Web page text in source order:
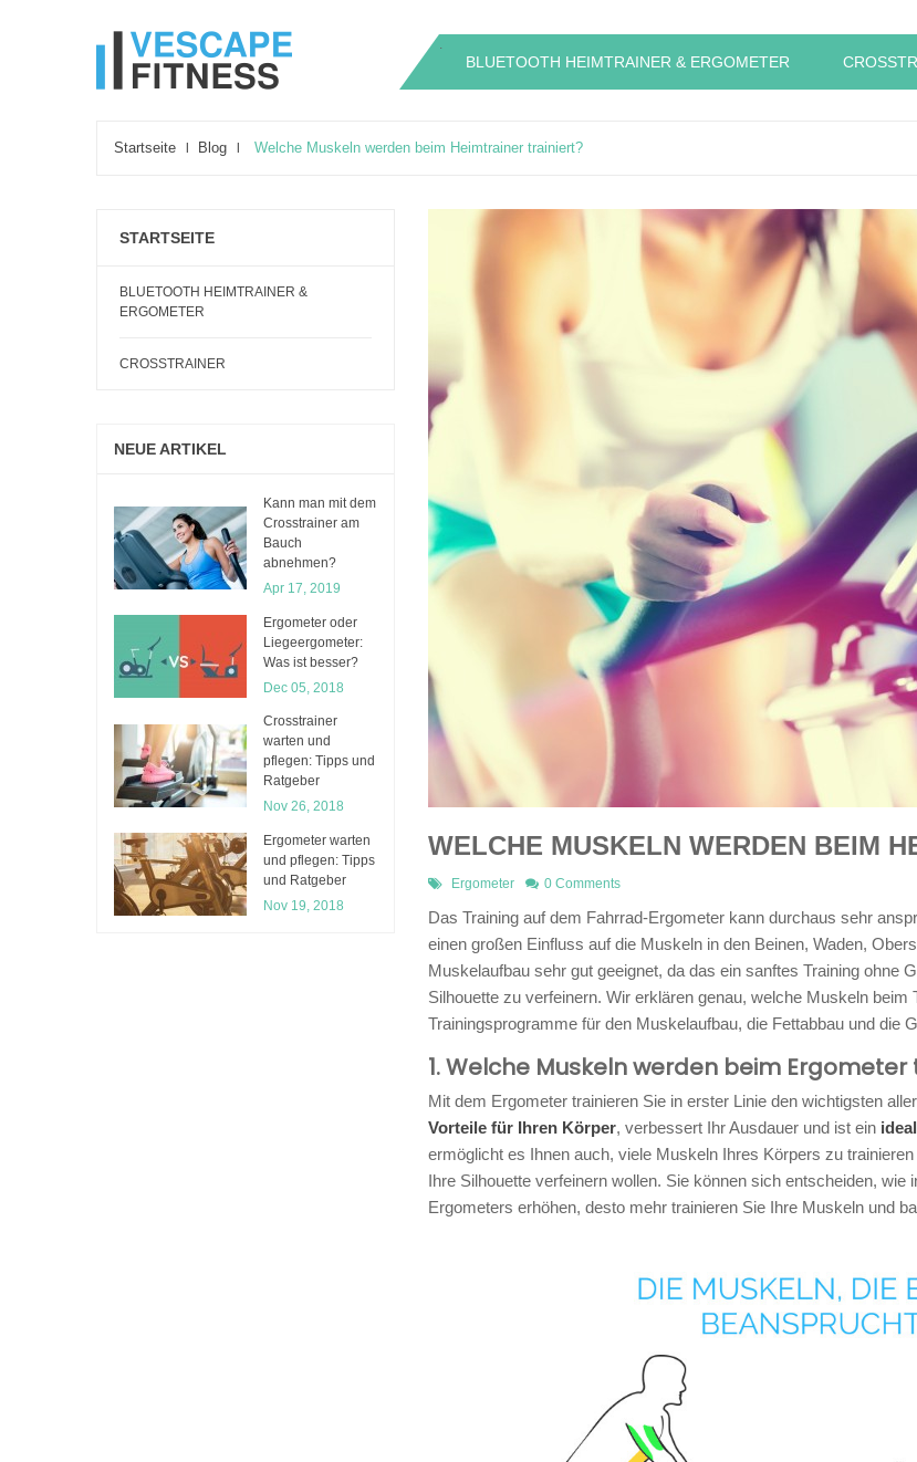
BLUETOOTH HEIMTRAINER & ERGOMETER
.
Startseite Blog Welche Muskeln werden beim Heimtrainer trainiert?
STARTSEITE
BLUETOOTH HEIMTRAINER &
ERGOMETER
CROSSTRAINER
NEUE ARTIKEL
Kann man mit dem
Crosstrainer am
Bauch
abnehmen?
Apr 17, 2019
Ergometer oder
Liegeergometer:
Was ist besser?
Dec 05, 2018
Crosstrainer
warten und
pflegen: Tipps und
Ratgeber
Nov 26, 2018
Ergometer warten
und pflegen: Tipps
und Ratgeber
Nov 19, 2018
WELCHE MUSKELN WERDEN BEIM
Ergometer 0 Comments
Das Training auf dem Fahrrad-Ergometer kann durchaus sehr
einen großen Einfluss auf die Muskeln in den Beinen, Waden,
Muskelaufbau sehr gut geeignet, da das ein sanftes Training ohne
Silhouette zu verfeinern. Wir erklären genau, welche Muskeln
Trainingsprogramme für den Muskelaufbau, die Fettabbau und die
1. Welche Muskeln werden beim
Mit dem Ergometer trainieren Sie in erster Linie den wichtigsten
Vorteile für Ihren Körper, verbessert Ihr Ausdauer und ist ein
ermöglicht es Ihnen auch, viele Muskeln Ihres Körpers zu
Ihre Silhouette verfeinern wollen. Sie können sich entscheiden,
Ergometers erhöhen, desto mehr trainieren Sie Ihre Muskeln und